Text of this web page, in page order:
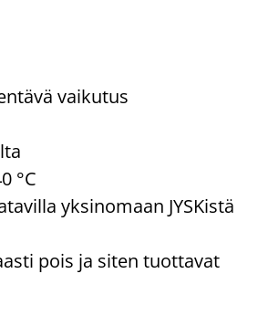
vaikutus
°C
yksinomaan JYSKistä
pois ja siten tuottavat